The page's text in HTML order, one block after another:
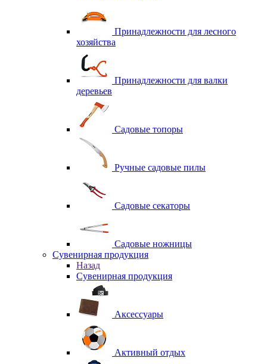
Принадлежности для лесного
хозяйства
Принадлежности для валки
деревьев
Садовые топоры
Ручные садовые пилы
Садовые секаторы
Садовые ножницы
Сувенирная продукция
Назад
Сувенирная продукция
Аксессуары
Активный отдых